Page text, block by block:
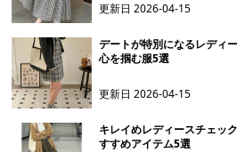
更新日2026-04-15
デートが特別になるレディ
心を掴む服5選
更新日2026-04-15
キレイめレディースチェッ
すすめアイテム5選